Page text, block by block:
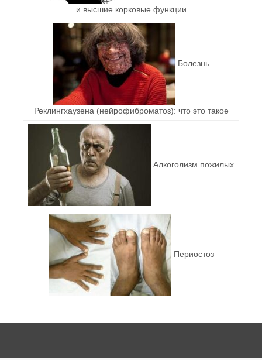
и высшие корковые функции
Болезнь
Реклингхаузена (нейрофиброматоз): что это такое
Алкоголизм пожилых
Периостоз